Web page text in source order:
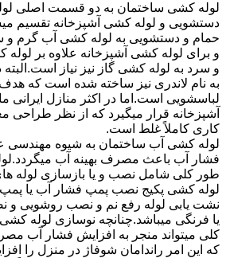
لوله کشی ساختمان به دو قسمت اصلی
دستشویی و لوله کشی آشپزخانه تقسیم
حمام و دستشویی به لوله کشی آب گرم و
و برای لوله کشی آشپزخانه علاوه بر
و سرد به لوله کشی گاز نیز نیاز
به نام لاندری نیز ساخته شده است که
لباسشویی است.اما در اکثر منازل ایرانی
آشپزخانه قرار میگیرد که از نظر طراحی
کاری کاملاً غلط است.
لوله کشی آب ساختمان به شیوه مهندسی
فشار آب باعث مصرف بهینه آب
طور کلی شامل نصب و یا بازسازی لوله
لوله کشی پکیج نصب پمپ فشار آب یا
نشت یابی لوله رفع نم و نصب روشویی و
یا فرنگی میباشد.چنانچه نوسازی لوله
کلی میتواند منجر به افزایش فشار آب
که این امر راندامان شوفاژ در منزل را